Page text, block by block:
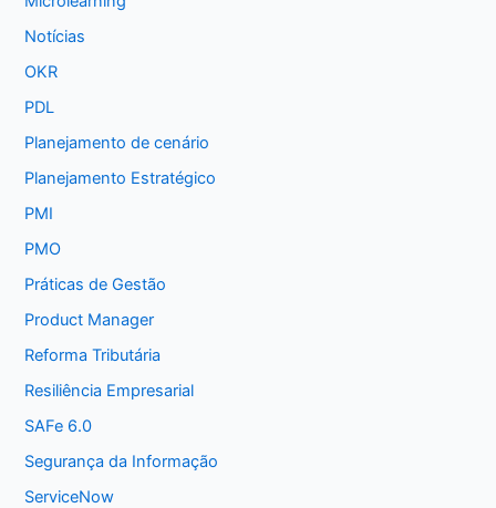
Notícias
OKR
PDL
Planejamento de cenário
Planejamento Estratégico
PMI
PMO
Práticas de Gestão
Product Manager
Reforma Tributária
Resiliência Empresarial
SAFe 6.0
Segurança da Informação
ServiceNow